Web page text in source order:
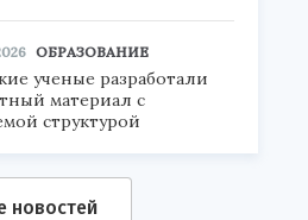
ОБРАЗОВАНИЕ
ученые разработали
материал с
структурой
новостей